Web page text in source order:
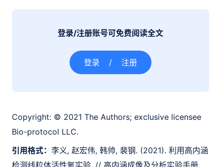
登录/注册账号可免费阅读全文
登录 / 注册
Copyright: © 2021 The Authors; exclusive licensee
Bio-protocol LLC.
引用格式： 李义, 赵宏伟, 韩帅, 裴钢. (2021). 利用高内涵
检测线粒体活性氧实验. // 高内涵成像及分析实验手册.